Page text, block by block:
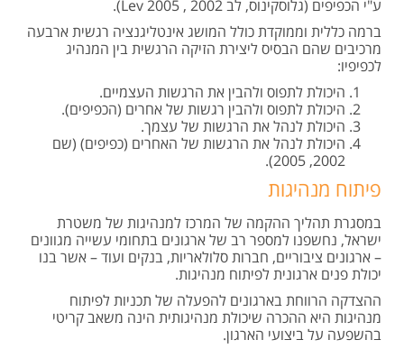
ע"י הכפיפים (גלוסקינוס, לב 2002 , Lev 2005).
ברמה כללית וממוקדת כולל המושג אינטליגנציה רגשית ארבעה
מרכיבים שהם הבסיס ליצירת הזיקה הרגשית בין המנהיג
לכפיפיו:
היכולת לתפוס ולהבין את הרגשות העצמיים.
היכולת לתפוס ולהבין רגשות של אחרים (הכפיפים).
היכולת לנהל את הרגשות של עצמך.
היכולת לנהל את הרגשות של האחרים (כפיפים) (שם
2002, 2005).
פיתוח מנהיגות
במסגרת תהליך ההקמה של המרכז למנהיגות של משטרת
ישראל, נחשפנו למספר רב של ארגונים בתחומי עשייה מגוונים
– ארגונים ציבוריים, חברות סלולאריות, בנקים ועוד – אשר בנו
יכולת פנים ארגונית לפיתוח מנהיגות.
ההצדקה הרווחת בארגונים להפעלה של תכניות לפיתוח
מנהיגות היא ההכרה שיכולת מנהיגותית הינה משאב קריטי
בהשפעה על ביצועי הארגון.